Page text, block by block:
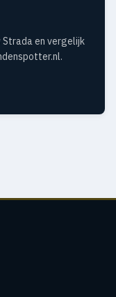
en vergelijk